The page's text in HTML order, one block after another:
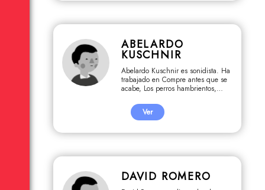
ABELARDO
KUSCHNIR
Abelardo Kuschnir es sonidista. Ha
trabajado en Compre antes que se
acabe, Los perros hambrientos,
Ver
DAVID ROMERO